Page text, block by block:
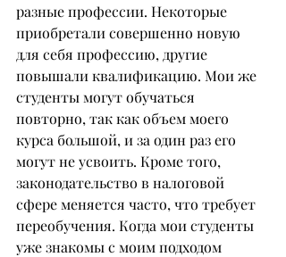
разные профессии. Некоторые
приобретали совершенно новую
для себя профессию, другие
повышали квалификацию. Мои же
студенты могут обучаться
повторно, так как объем моего
курса большой, и за один раз его
могут не усвоить. Кроме того,
законодательство в налоговой
сфере меняется часто, что требует
переобучения. Когда мои студенты
уже знакомы с моим подходом